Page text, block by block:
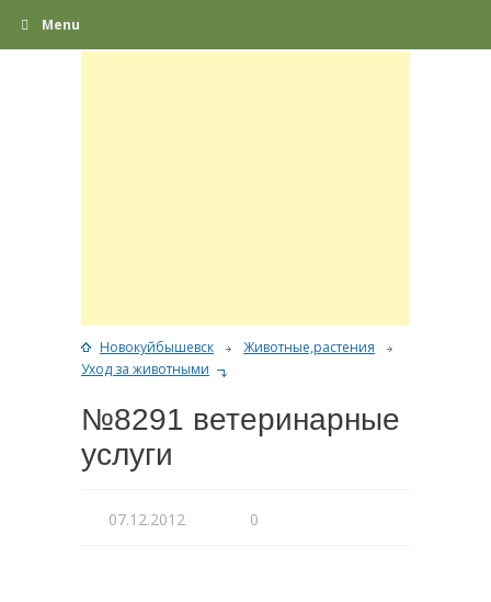
Menu
Новокуйбышевск
Животные,растения
Уход за животными
№8291 ветеринарные
услуги
07.12.2012 0